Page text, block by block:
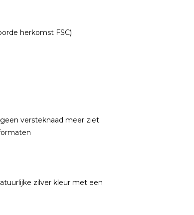
herkomst FSC)
versteknaad meer ziet.
zilver kleur met een